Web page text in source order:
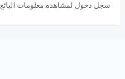
سجل دخول لمشاهدة معلومات البائع